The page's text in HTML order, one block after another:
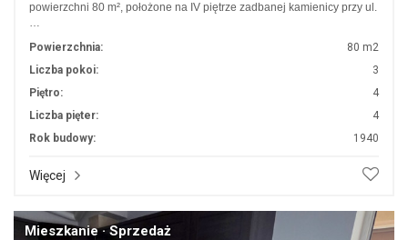
powierzchni 80 m², położone na IV piętrze zadbanej kamienicy przy ul.
…
Powierzchnia:
80 m2
Liczba pokoi:
3
Piętro:
4
Liczba pięter:
4
Rok budowy:
1940
Więcej
Mieszkanie · Sprzedaż